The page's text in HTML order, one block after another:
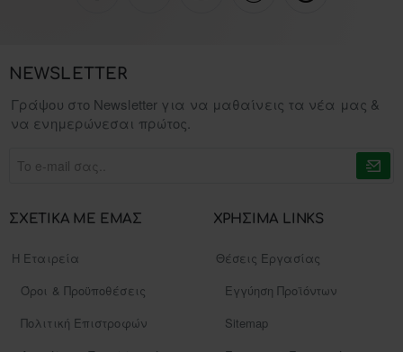
ΣΧΕΤΙΚΑ ΜΕ ΕΜΑΣ
Η Εταιρεία
Όροι & Προϋποθέσεις
Πολιτική Επιστροφών
ΧΡΗΣΙΜΑ LINKS
Θέσεις Εργασίας
Εγγύηση Προϊόντων
Sitemap
NEWSLETTER
Γράψου στο Newsletter για να μαθαίνεις τα νέα μας &
να ενημερώνεσαι πρώτος.
σας..